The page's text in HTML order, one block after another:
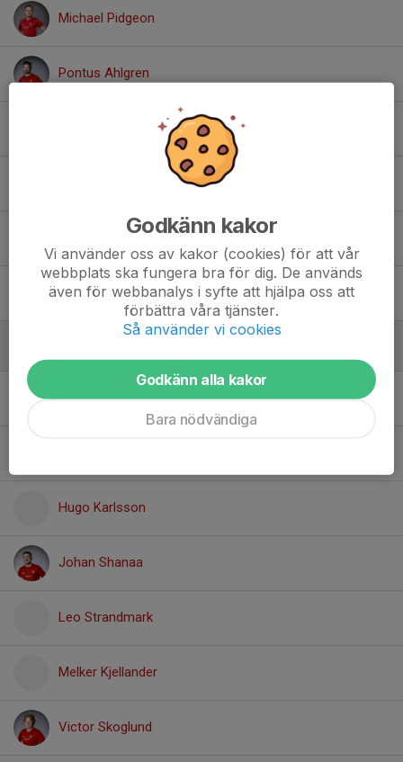
Michael Pidgeon
Pontus Ahlgren
Rasmus Halvardsson
Sanni Delalic
Ville Bergman
Abdulla Amin
Hugo Karlsson
Johan Shanaa
Leo Strandmark
Melker Kjellander
Victor Skoglund
Godkänn kakor
Vi använder oss av kakor (cookies) för att vår
webbplats ska fungera bra för dig. De används
även för webbanalys i syfte att hjälpa oss att
förbättra våra tjänster.
Så använder vi cookies
Godkänn alla kakor
Bara nödvändiga